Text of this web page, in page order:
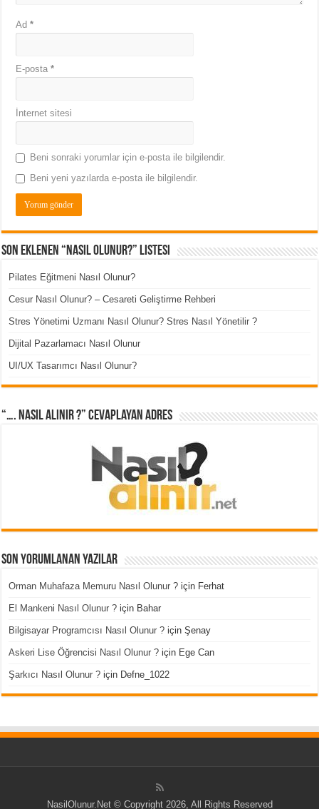
Ad*
E-posta*
İnternet sitesi
Beni sonraki yorumlar için e-posta ile bilgilendir.
Beni yeni yazılarda e-posta ile bilgilendir.
Son Eklenen “Nasıl Olunur?” Listesi
Pilates Eğitmeni Nasıl Olunur?
Cesur Nasıl Olunur? – Cesareti Geliştirme Rehberi
Stres Yönetimi Uzmanı Nasıl Olunur? Stres Nasıl Yönetilir ?
Dijital Pazarlamacı Nasıl Olunur
UI/UX Tasarımcı Nasıl Olunur?
“…. Nasıl Alınır ?” cevaplayan adres
Son Yorumlanan Yazılar
Orman Muhafaza Memuru Nasıl Olunur ? için Ferhat
El Mankeni Nasıl Olunur ? için Bahar
Bilgisayar Programcısı Nasıl Olunur ? içinŞenay
Askeri Lise Öğrencisi Nasıl Olunur ? için Ege Can
Şarkıcı Nasıl Olunur ? için Defne_1022
NasilOlunur.Net © Copyright 2026, All Rights Reserved